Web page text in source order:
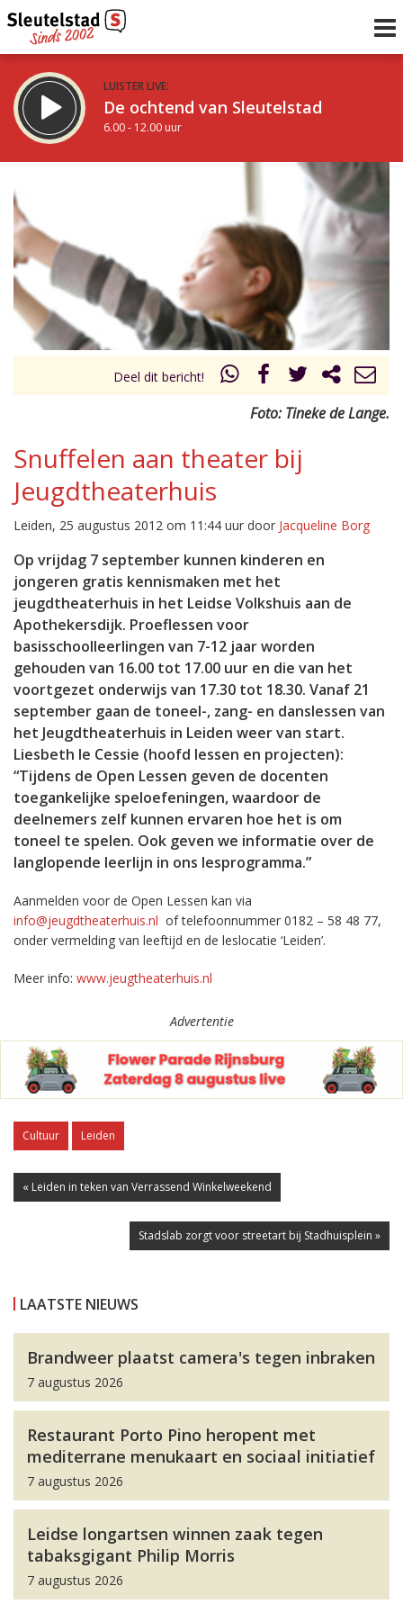
LUISTER LIVE:
De ochtend van Sleutelstad
6.00 - 12.00 uur
De middag van Sleutelstad
12.00 - 17.00 uur
Vorig uur
uur 1 van 0 Volgend uur
Inklappen
Deel dit bericht!
Foto: Tineke de Lange.
Snuffelen aan theater bij
Jeugdtheaterhuis
Leiden, 25 augustus 2012 om 11:44 uur door Jacqueline Borg
Op vrijdag 7 september kunnen kinderen en
jongeren gratis kennismaken met het
jeugdtheaterhuis in het Leidse Volkshuis aan de
Apothekersdijk. Proeflessen voor
basisschoolleerlingen van 7-12 jaar worden
gehouden van 16.00 tot 17.00 uur en die van het
voortgezet onderwijs van 17.30 tot 18.30. Vanaf 21
september gaan de toneel-, zang- en danslessen van
het Jeugdtheaterhuis in Leiden weer van start.
Liesbeth le Cessie (hoofd lessen en projecten):
“Tijdens de Open Lessen geven de docenten
toegankelijke speloefeningen, waardoor de
deelnemers zelf kunnen ervaren hoe het is om
toneel te spelen. Ook geven we informatie over de
langlopende leerlijn in ons lesprogramma.”
Aanmelden voor de Open Lessen kan via
info@jeugdtheaterhuis.nl of telefoonnummer 0182 – 58 48 77,
onder vermelding van leeftijd en de leslocatie ‘Leiden’.
Meer info: www.jeugtheaterhuis.nl
Advertentie
Cultuur Leiden
« Leiden in teken van Verrassend Winkelweekend
Stadslab zorgt voor streetart bij Stadhuisplein »
LAATSTE NIEUWS
Brandweer plaatst camera's tegen inbraken
7 augustus 2026
Restaurant Porto Pino heropent met
mediterrane menukaart en sociaal initiatief
7 augustus 2026
Leidse longartsen winnen zaak tegen
tabaksgigant Philip Morris
7 augustus 2026